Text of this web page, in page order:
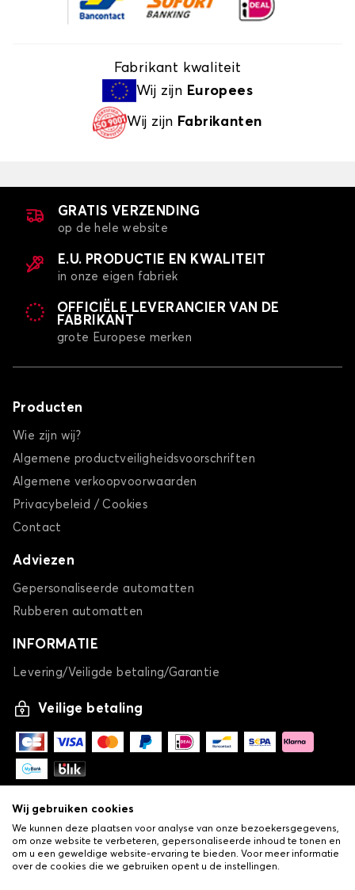
Fabrikant kwaliteit
Wij zijn Europees
Wij zijn Fabrikanten
GRATIS VERZENDING
op de hele website
E.U. PRODUCTIE EN KWALITEIT
in onze eigen fabriek
OFFICIËLE LEVERANCIER VAN DE
FABRIKANT
grote Europese merken
Producten
Wie zijn wij?
Algemene productveiligheidsvoorschriften
Algemene verkoopvoorwaarden
Privacybeleid / Cookies
Contact
Adviezen
Gepersonaliseerde automatten
Rubberen automatten
INFORMATIE
Levering/Veiligde betaling/Garantie
Veilige betaling
Wij gebruiken cookies
We kunnen deze plaatsen voor analyse van onze bezoekersgegevens,
om onze website te verbeteren, gepersonaliseerde inhoud te tonen en
om u een geweldige website-ervaring te bieden. Voor meer informatie
over de cookies die we gebruiken opent u de instellingen.